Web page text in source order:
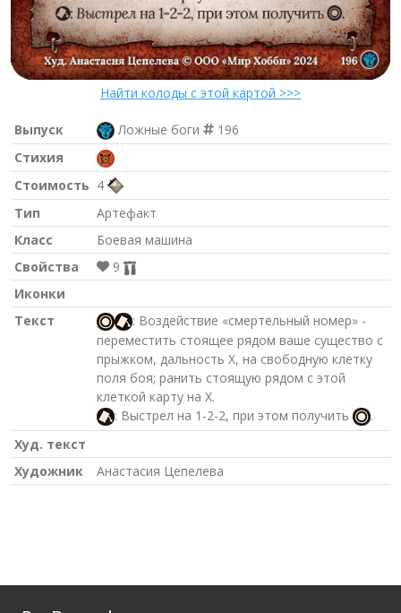
Найти колоды с этой картой >>>
Выпуск Ложные боги
196
Стихия
Стоимость 4
Тип
Артефакт
Класс
Боевая машина
Свойства
9
Иконки
Текст
: Воздействие «смертельный номер» -
переместить стоящее рядом ваше существо с
прыжком, дальность X, на свободную клетку
поля боя; ранить стоящую рядом с этой
клеткой карту на X.
: Выстрел на 1-2-2, при этом получить
.
Худ. текст
Художник
Анастасия Цепелева